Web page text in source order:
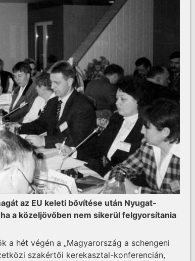
az EU keleti bővítése után Nyugat-
a közeljövőben nem sikerül felgyorsítania
hét végén a „Magyarország a schengeni
szakértői kerekasztal-konferencián,